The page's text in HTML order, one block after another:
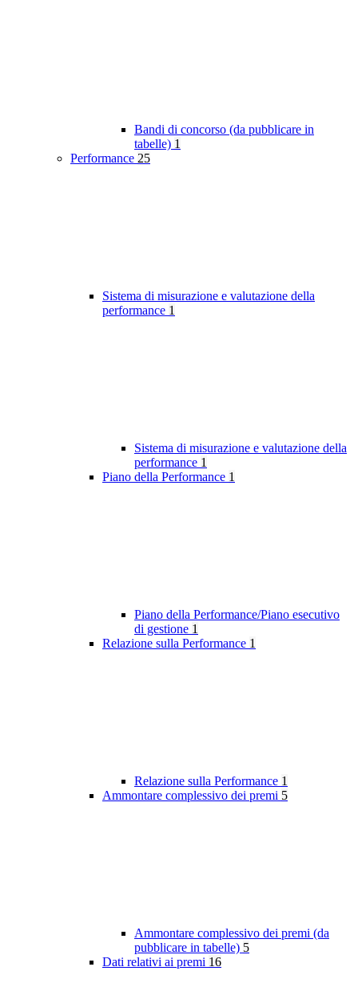
Bandi di concorso (da pubblicare in
tabelle) 1
Performance 25
Sistema di misurazione e valutazione della
performance 1
Sistema di misurazione e valutazione della
performance 1
Piano della Performance 1
Piano della Performance/Piano esecutivo
di gestione 1
Relazione sulla Performance 1
Relazione sulla Performance 1
Ammontare complessivo dei premi 5
Ammontare complessivo dei premi (da
pubblicare in tabelle) 5
Dati relativi ai premi 16